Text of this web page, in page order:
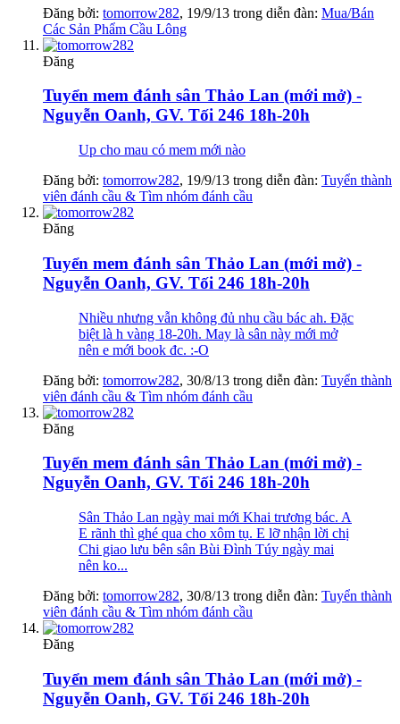
Đăng bởi: tomorrow282, 19/9/13 trong diễn đàn: Mua/Bán
Các Sản Phẩm Cầu Lông
Đăng
Tuyển mem đánh sân Thảo Lan (mới mở) -
Nguyễn Oanh, GV. Tối 246 18h-20h
Up cho mau có mem mới nào
Đăng bởi: tomorrow282, 19/9/13 trong diễn đàn: Tuyển thành
viên đánh cầu & Tìm nhóm đánh cầu
Đăng
Tuyển mem đánh sân Thảo Lan (mới mở) -
Nguyễn Oanh, GV. Tối 246 18h-20h
Nhiều nhưng vẫn không đủ nhu cầu bác ah. Đặc
biệt là h vàng 18-20h. May là sân này mới mở
nên e mới book đc. :-O
Đăng bởi: tomorrow282, 30/8/13 trong diễn đàn: Tuyển thành
viên đánh cầu & Tìm nhóm đánh cầu
Đăng
Tuyển mem đánh sân Thảo Lan (mới mở) -
Nguyễn Oanh, GV. Tối 246 18h-20h
Sân Thảo Lan ngày mai mới Khai trương bác. A
E rãnh thì ghé qua cho xôm tụ. E lỡ nhận lời chị
Chi giao lưu bên sân Bùi Đình Túy ngày mai
nên ko...
Đăng bởi: tomorrow282, 30/8/13 trong diễn đàn: Tuyển thành
viên đánh cầu & Tìm nhóm đánh cầu
Đăng
Tuyển mem đánh sân Thảo Lan (mới mở) -
Nguyễn Oanh, GV. Tối 246 18h-20h